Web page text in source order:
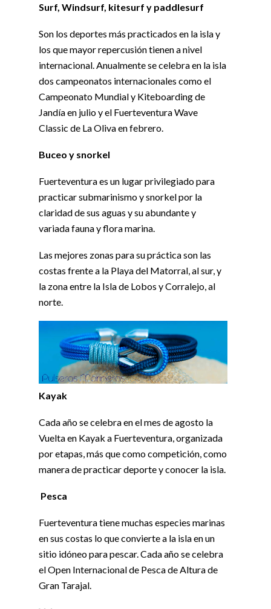
Surf, Windsurf, kitesurf y paddlesurf
Son los deportes más practicados en la isla y
los que mayor repercusión tienen a nivel
internacional. Anualmente se celebra en la isla
dos campeonatos internacionales como el
Campeonato Mundial y Kiteboarding de
Jandía en julio y el Fuerteventura Wave
Classic de La Oliva en febrero.
Buceo y snorkel
Fuerteventura es un lugar privilegiado para
practicar submarinismo y snorkel por la
claridad de sus aguas y su abundante y
variada fauna y flora marina.
Las mejores zonas para su práctica son las
costas frente a la Playa del Matorral, al sur, y
la zona entre la Isla de Lobos y Corralejo, al
norte.
Kayak
Cada año se celebra en el mes de agosto la
Vuelta en Kayak a Fuerteventura, organizada
por etapas, más que como competición, como
manera de practicar deporte y conocer la isla.
Pesca
Fuerteventura tiene muchas especies marinas
en sus costas lo que convierte a la isla en un
sitio idóneo para pescar. Cada año se celebra
el Open Internacional de Pesca de Altura de
Gran Tarajal.